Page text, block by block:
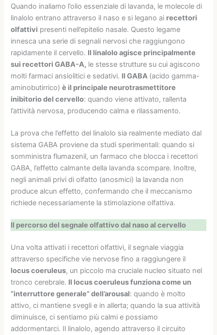
Quando inaliamo l’olio essenziale di lavanda, le molecole di
linalolo entrano attraverso il naso e si legano ai recettori
olfattivi presenti nell’epitelio nasale. Questo legame
innesca una serie di segnali nervosi che raggiungono
rapidamente il cervello. Il linalolo agisce principalmente
sui recettori GABA-A, le stesse strutture su cui agiscono
molti farmaci ansiolitici e sedativi. Il GABA (acido gamma-
aminobutirrico)è il principale neurotrasmettitore
inibitorio del cervello: quando viene attivato, rallenta
l’attività nervosa, producendo calma e rilassamento.
La prova che l’effetto del linalolo sia realmente mediato dal
sistema GABA proviene da studi sperimentali: quando si
somministra flumazenil, un farmaco che blocca i recettori
GABA, l’effetto calmante della lavanda scompare. Inoltre,
negli animali privi di olfatto (anosmici) la lavanda non
produce alcun effetto, confermando che il meccanismo
richiede necessariamente la stimolazione olfattiva.
Il percorso del segnale olfattivo dal naso al cervello
Una volta attivati i recettori olfattivi, il segnale viaggia
attraverso specifiche vie nervose fino a raggiungere il
locus coeruleus, un piccolo ma cruciale nucleo situato nel
tronco cerebrale. Il locus coeruleus funziona come un
“interruttore generale” dell’arousal: quando è molto
attivo, ci mantiene svegli e in allerta; quando la sua attività
diminuisce, ci sentiamo più calmi e possiamo
addormentarci. Il linalolo, agendo attraverso il circuito